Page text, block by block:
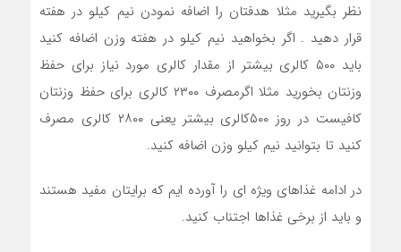
نظر بگیرید مثلا هدفتان را اضافه نمودن نیم کیلو در هفته
قرار دهید . اگر بخواهید نیم کیلو در هفته وزن اضافه کنید
باید ۵۰۰ کالری بیشتر از مقدار کالری مورد نیاز برای حفظ
وزنتان بخورید مثلا اگرمصرف ۲۳۰۰ کالری برای حفظ وزنتان
کافیست در روز ۵۰۰کالری بیشتر یعنی ۲۸۰۰ کالری مصرف
کنید تا بتوانید نیم کیلو وزن اضافه کنید.
در ادامه غذاهای ویژه ای را آورده ایم که برایتان مفید هستند
و باید از برخی غذاها اجتناب کنید.